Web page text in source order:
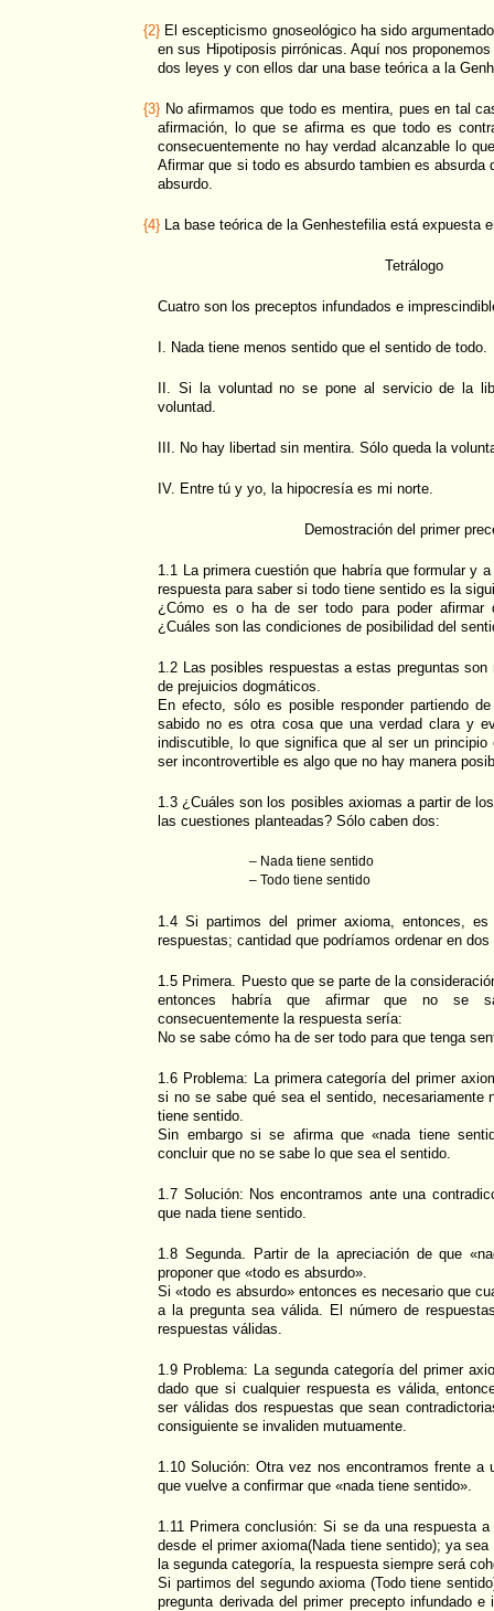
{2} El escepticismo gnoseológico ha sido
en sus Hipotiposis pirrónicas. Aquí nos
dos leyes y con ellos dar una base teórica a la
{3} No afirmamos que todo es mentira, pues en tal
afirmación, lo que se afirma es que todo es
consecuentemente no hay verdad alcanzable lo
Afirmar que si todo es absurdo tambien es absurda
absurdo.
{4} La base teórica de la Genhestefilia está expuesta
Tetrálogo
Cuatro son los preceptos infundados e
I. Nada tiene menos sentido que el sentido de todo.
II. Si la voluntad no se pone al servicio de la
voluntad.
III. No hay libertad sin mentira. Sólo queda la
IV. Entre tú y yo, la hipocresía es mi norte.
Demostración del primer
1.1 La primera cuestión que habría que formular y
respuesta para saber si todo tiene sentido es la
¿Cómo es o ha de ser todo para poder afirmar
¿Cuáles son las condiciones de posibilidad del
1.2 Las posibles respuestas a estas preguntas son
de prejuicios dogmáticos.
En efecto, sólo es posible responder partiendo
sabido no es otra cosa que una verdad clara y
indiscutible, lo que significa que al ser un
ser incontrovertible es algo que no hay manera
1.3 ¿Cuáles son los posibles axiomas a partir de
las cuestiones planteadas? Sólo caben dos:
– Nada tiene sentido
– Todo tiene sentido
1.4 Si partimos del primer axioma, entonces,
respuestas; cantidad que podríamos ordenar en
1.5 Primera. Puesto que se parte de la
entonces habría que afirmar que no se
consecuentemente la respuesta sería:
No se sabe cómo ha de ser todo para que tenga
1.6 Problema: La primera categoría del primer
si no se sabe qué sea el sentido, necesariamente
tiene sentido.
Sin embargo si se afirma que «nada tiene
concluir que no se sabe lo que sea el sentido.
1.7 Solución: Nos encontramos ante una
que nada tiene sentido.
1.8 Segunda. Partir de la apreciación de que
proponer que «todo es absurdo».
Si «todo es absurdo» entonces es necesario que
a la pregunta sea válida. El número de
respuestas válidas.
1.9 Problema: La segunda categoría del primer
dado que si cualquier respuesta es válida,
ser válidas dos respuestas que sean
consiguiente se invaliden mutuamente.
1.10 Solución: Otra vez nos encontramos frente a
que vuelve a confirmar que «nada tiene sentido».
1.11 Primera conclusión: Si se da una respuesta
desde el primer axioma(Nada tiene sentido); ya
la segunda categoría, la respuesta siempre será
Si partimos del segundo axioma (Todo tiene
pregunta derivada del primer precepto infundado